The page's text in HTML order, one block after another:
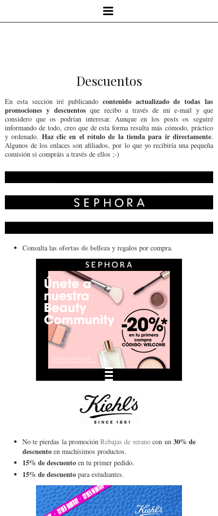
Descuentos
En esta sección iré publicando contenido actualizado de todas las
promociones y descuentos que recibo a través de mi e-mail y que
considero que os podrían interesar. Aunque en los posts os seguiré
informando de todo, creo que de esta forma resulta más cómodo, práctico
y ordenado. Haz clic en el rótulo de la tienda para ir directamente.
Algunos de los enlaces son afiliados, por lo que yo recibiría una pequeña
comisión si compráis a través de ellos ;-)
Consulta las ofertas de belleza y regalos por compra.
No te pierdas la promoción Rebajas de verano con un 30% de
descuento en muchísimos productos.
15% de descuento en tu primer pedido.
15% de descuento para estudiantes.